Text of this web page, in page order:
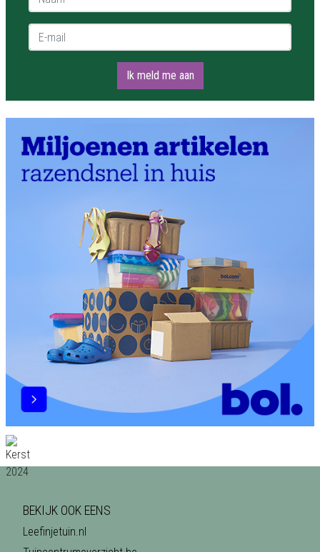
E-mail *
Ik meld me aan
BEKIJK OOK EENS
Leefinjetuin.nl